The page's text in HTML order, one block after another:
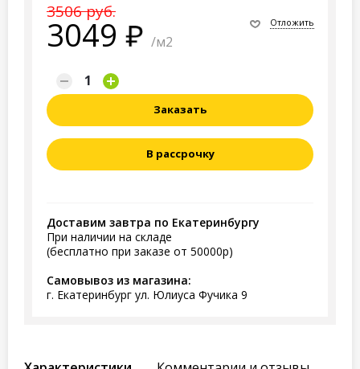
3506 руб.
3049 /м2
Отложить
Заказать
В рассрочку
Доставим завтра по Екатеринбургу
При наличии на складе
(бесплатно при заказе от 50000р)
Самовывоз из магазина:
г. Екатеринбург ул. Юлиуса Фучика 9